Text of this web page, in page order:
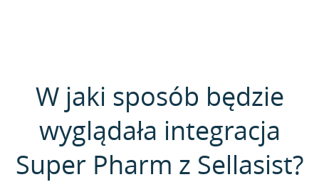
W jaki sposób będzie
wyglądała integracja
Super Pharm z Sellasist?